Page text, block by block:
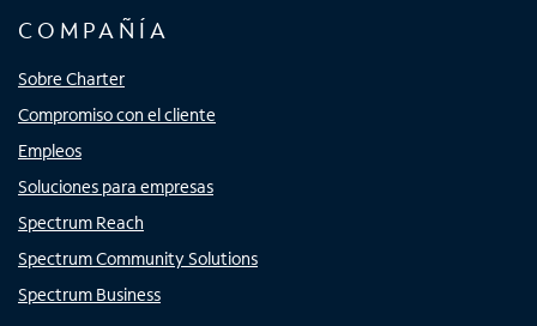
COMPAÑÍA
Sobre Charter
Compromiso con el cliente
Empleos
Soluciones para empresas
Spectrum Reach
Spectrum Community Solutions
Spectrum Business